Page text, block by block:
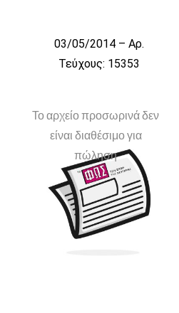
03/05/2014 – Αρ.
Τεύχους: 15353
Το αρχείο προσωρινά δεν
είναι διαθέσιμο για
πώληση